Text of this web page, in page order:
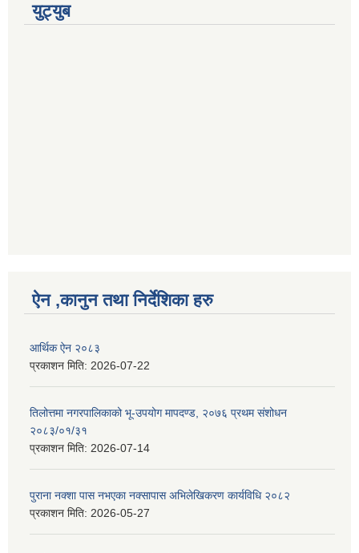
युट्युब
ऐन ,कानुन तथा निर्देशिका हरु
आर्थिक ऐन २०८३
प्रकाशन मिति: 2026-07-22
तिलोत्तमा नगरपालिकाको भू-उपयोग मापदण्ड, २०७६ प्रथम संशोधन
२०८३/०१/३१
प्रकाशन मिति: 2026-07-14
पुराना नक्शा पास नभएका नक्सापास अभिलेखिकरण कार्यविधि २०८२
प्रकाशन मिति: 2026-05-27